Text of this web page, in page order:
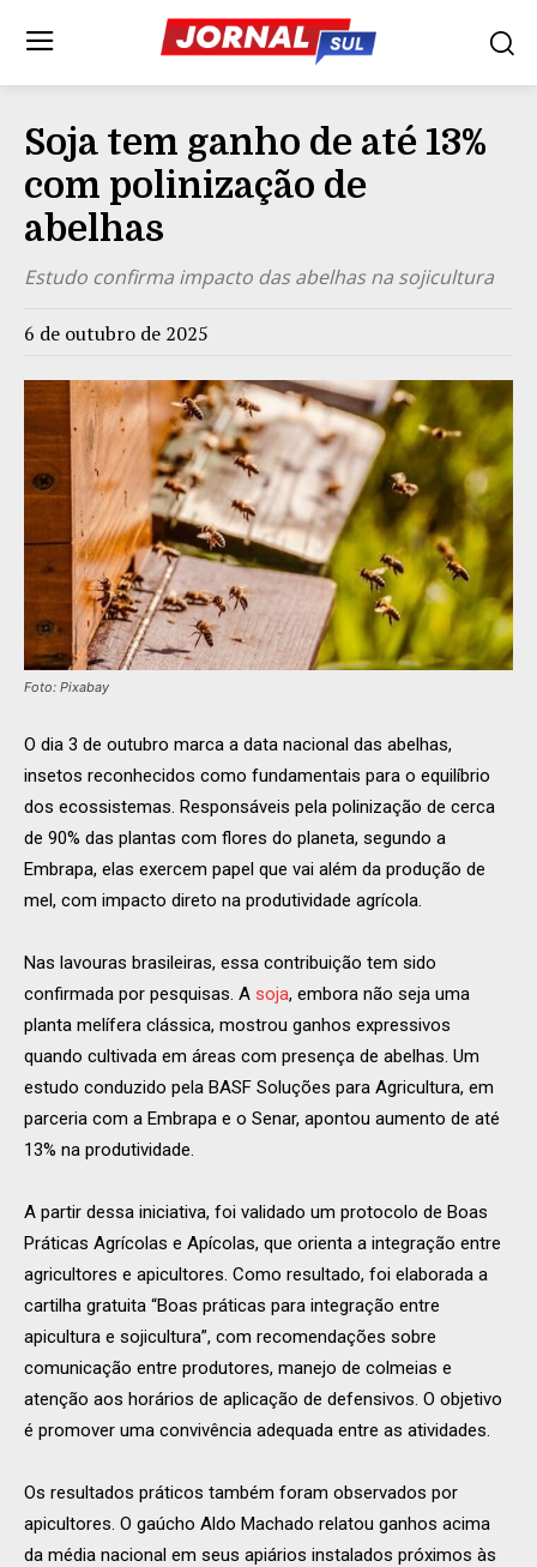
Soja tem ganho de até 13%
com polinização de
abelhas
Estudo confirma impacto das abelhas na sojicultura
6 de outubro de 2025
Foto: Pixabay
O dia 3 de outubro marca a data nacional das abelhas,
insetos reconhecidos como fundamentais para o equilíbrio
dos ecossistemas. Responsáveis pela polinização de cerca
de 90% das plantas com flores do planeta, segundo a
Embrapa, elas exercem papel que vai além da produção de
mel, com impacto direto na produtividade agrícola.
Nas lavouras brasileiras, essa contribuição tem sido
confirmada por pesquisas. A soja, embora não seja uma
planta melífera clássica, mostrou ganhos expressivos
quando cultivada em áreas com presença de abelhas. Um
estudo conduzido pela BASF Soluções para Agricultura, em
parceria com a Embrapa e o Senar, apontou aumento de até
13% na produtividade.
A partir dessa iniciativa, foi validado um protocolo de Boas
Práticas Agrícolas e Apícolas, que orienta a integração entre
agricultores e apicultores. Como resultado, foi elaborada a
cartilha gratuita “Boas práticas para integração entre
apicultura e sojicultura”, com recomendações sobre
comunicação entre produtores, manejo de colmeias e
atenção aos horários de aplicação de defensivos. O objetivo
é promover uma convivência adequada entre as atividades.
Os resultados práticos também foram observados por
apicultores. O gaúcho Aldo Machado relatou ganhos acima
da média nacional em seus apiários instalados próximos às